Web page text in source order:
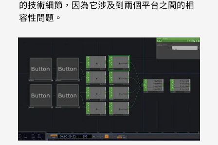
的技術細節，因為它涉及到兩個平台之間的相
容性問題。